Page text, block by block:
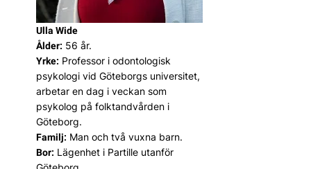
Ulla Wide
Ålder: 56 år.
Yrke: Professor i odontologisk
psykologi vid Göteborgs universitet,
arbetar en dag i veckan som
psykolog på folktandvården i
Göteborg.
Familj: Man och två vuxna barn.
Bor: Lägenhet i Partille utanför